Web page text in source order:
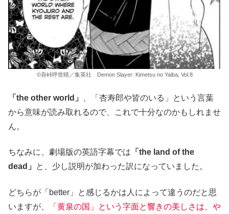
©吾峠呼世晴／集英社 Demon Slayer: Kimetsu no Yaiba, Vol.8
「the other world」
、「杏寿郎や皆のいる」という言葉
から意味が読み取れるので、これで十分なのかもしれませ
ん。
ちなみに、劇場版の英語字幕では 「the land of the
dead」
と、少し説明が加わった訳になっていました。
どちらが「better」と感じるかは人によって違うのだと思
いますが、
「黄泉の国」という字面と響きの美しさは、や